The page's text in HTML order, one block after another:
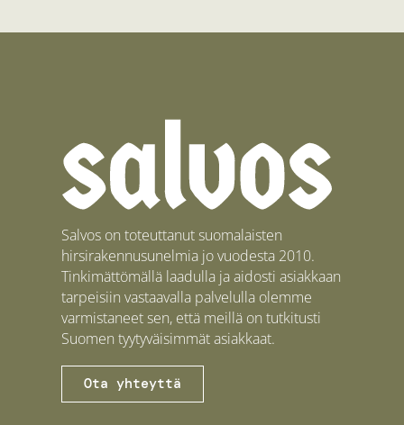
Salvos on toteuttanut suomalaisten
hirsirakennusunelmia jo vuodesta 2010.
Tinkimättömällä laadulla ja aidosti asiakkaan
tarpeisiin vastaavalla palvelulla olemme
varmistaneet sen, että meillä on tutkitusti
Suomen tyytyväisimmät asiakkaat.
Ota yhteyttä